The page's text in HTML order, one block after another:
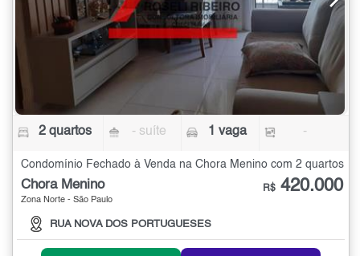
2 quartos - suíte 1 vaga -
Condomínio Fechado à Venda na Chora Menino com 2 quartos
Chora Menino
Zona Norte - São Paulo
RUA NOVA DOS PORTUGUESES
R$ 420.000